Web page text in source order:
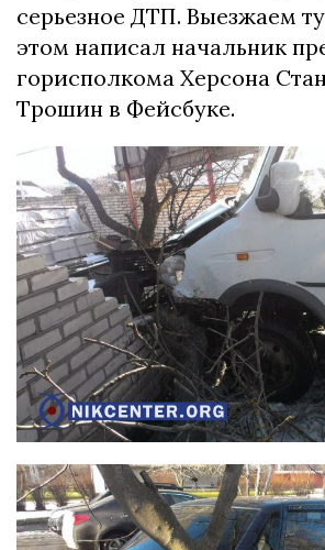
серьезное ДТП. Выезжаем
этом написал начальник
горисполкома Херсона
Трошин в Фейсбуке.